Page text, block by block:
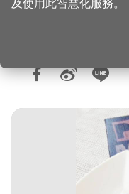
及使用此智慧化服務。